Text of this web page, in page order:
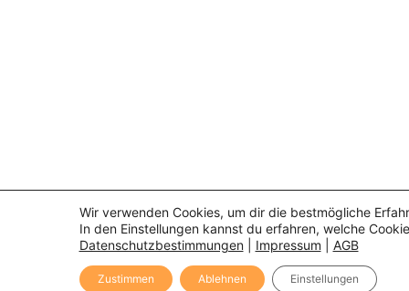
Wir verwenden Cookies, um dir die bestmögliche
In den Einstellungen kannst du erfahren, welche
Datenschutzbestimmungen| Impressum AGB
Zustimmen Ablehnen Einstellungen